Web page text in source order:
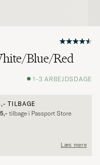
Blue/Red
1-3 ARBEJDSDAGE
TILBAGE
tilbage i Passport Store
Læs mere